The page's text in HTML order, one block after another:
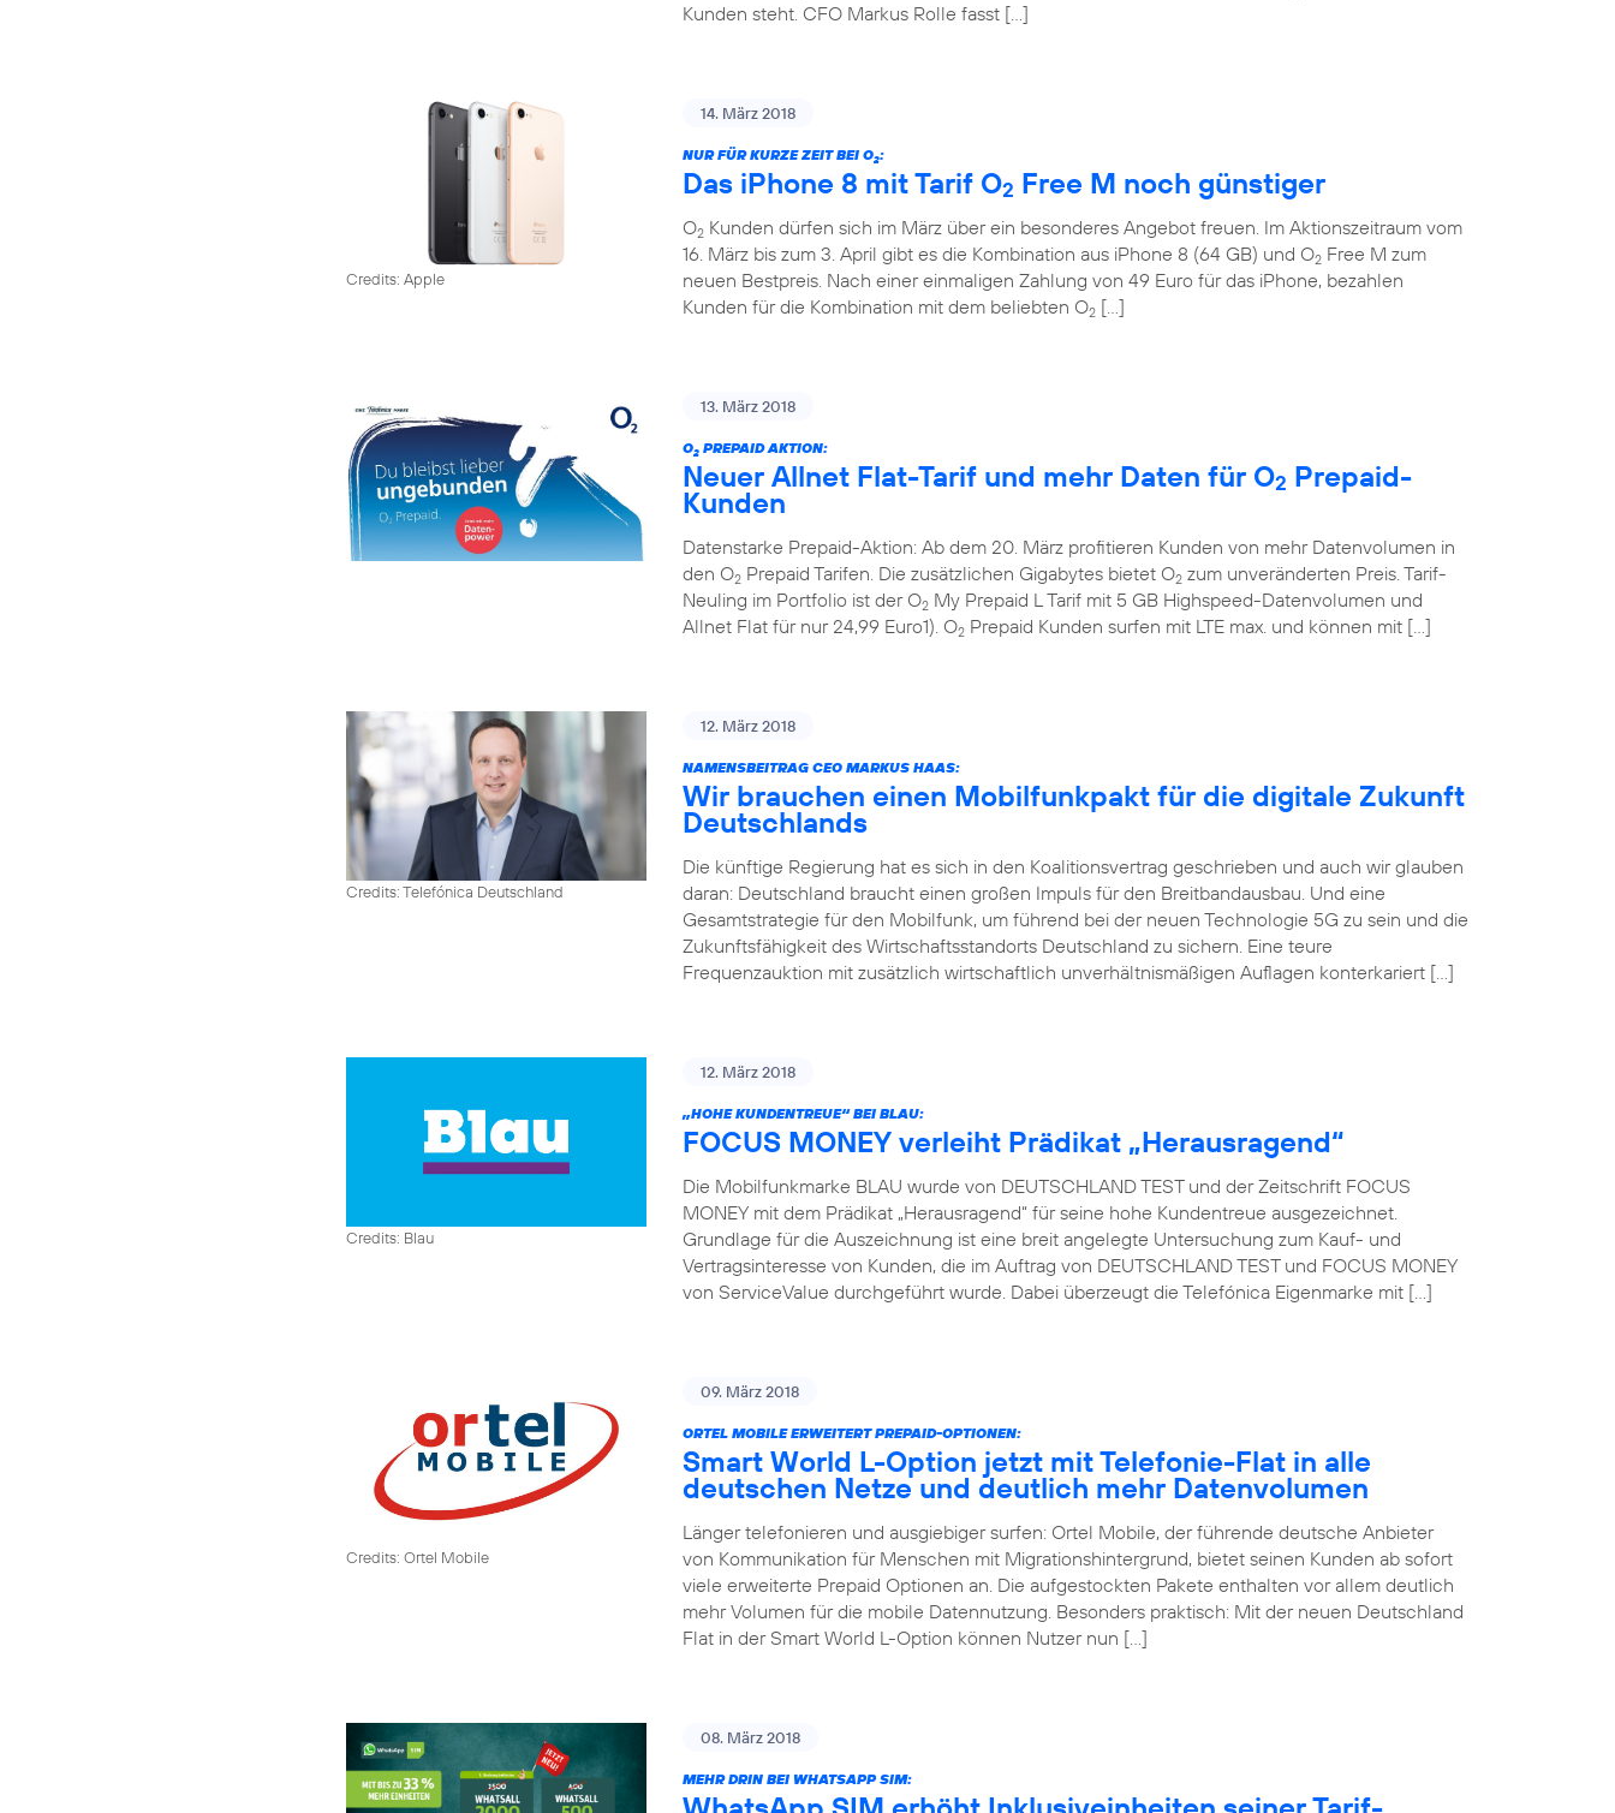
Kunden steht. CFO Markus Rolle fasst […]
Credits: Apple
14. März 2018
NUR FÜR KURZE ZEIT BEI O2:
Das iPhone 8 mit Tarif O2 Free M noch günstiger
O2 Kunden dürfen sich im März über ein besonderes Angebot freuen. Im Aktionszeitraum vom
16. März bis zum 3. April gibt es die Kombination aus iPhone 8 (64 GB) und O2 Free M zum
neuen Bestpreis. Nach einer einmaligen Zahlung von 49 Euro für das iPhone, bezahlen
Kunden für die Kombination mit dem beliebten O2 […]
13. März 2018
O2 PREPAID AKTION:
Neuer Allnet Flat-Tarif und mehr Daten für O2 Prepaid-
Kunden
Datenstarke Prepaid-Aktion: Ab dem 20. März profitieren Kunden von mehr Datenvolumen in
den O2 Prepaid Tarifen. Die zusätzlichen Gigabytes bietet O2 zum unveränderten Preis. Tarif-
Neuling im Portfolio ist der O2 My Prepaid L Tarif mit 5 GB Highspeed-Datenvolumen und
Allnet Flat für nur 24,99 Euro1). O2 Prepaid Kunden surfen mit LTE max. und können mit […]
Credits: Telefónica Deutschland
12. März 2018
NAMENSBEITRAG CEO MARKUS HAAS:
Wir brauchen einen Mobilfunkpakt für die digitale Zukunft
Deutschlands
Die künftige Regierung hat es sich in den Koalitionsvertrag geschrieben und auch wir glauben
daran: Deutschland braucht einen großen Impuls für den Breitbandausbau. Und eine
Gesamtstrategie für den Mobilfunk, um führend bei der neuen Technologie 5G zu sein und die
Zukunftsfähigkeit des Wirtschaftsstandorts Deutschland zu sichern. Eine teure
Frequenzauktion mit zusätzlich wirtschaftlich unverhältnismäßigen Auflagen konterkariert […]
Credits: Blau
12. März 2018
„HOHE KUNDENTREUE“ BEI BLAU:
FOCUS MONEY verleiht Prädikat „Herausragend“
Die Mobilfunkmarke BLAU wurde von DEUTSCHLAND TEST und der Zeitschrift FOCUS
MONEY mit dem Prädikat „Herausragend“ für seine hohe Kundentreue ausgezeichnet.
Grundlage für die Auszeichnung ist eine breit angelegte Untersuchung zum Kauf- und
Vertragsinteresse von Kunden, die im Auftrag von DEUTSCHLAND TEST und FOCUS MONEY
von ServiceValue durchgeführt wurde. Dabei überzeugt die Telefónica Eigenmarke mit […]
Credits: Ortel Mobile
09. März 2018
ORTEL MOBILE ERWEITERT PREPAID-OPTIONEN:
Smart World L-Option jetzt mit Telefonie-Flat in alle
deutschen Netze und deutlich mehr Datenvolumen
Länger telefonieren und ausgiebiger surfen: Ortel Mobile, der führende deutsche Anbieter
von Kommunikation für Menschen mit Migrationshintergrund, bietet seinen Kunden ab sofort
viele erweiterte Prepaid Optionen an. Die aufgestockten Pakete enthalten vor allem deutlich
mehr Volumen für die mobile Datennutzung. Besonders praktisch: Mit der neuen Deutschland
Flat in der Smart World L-Option können Nutzer nun […]
08. März 2018
MEHR DRIN BEI WHATSAPP SIM: